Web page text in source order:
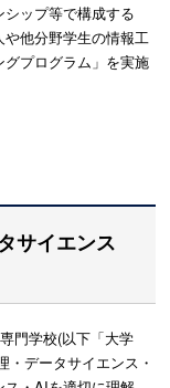
ップ等で構成する
や他分野学生の情報工
プログラム」を実施
サイエンス
門学校(以下「大学
データサイエンス・